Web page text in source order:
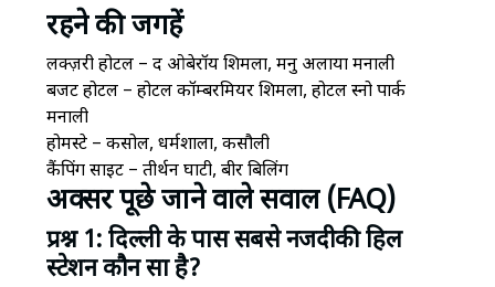
रहने की जगहें
लक्ज़री होटल – द ओबेरॉय शिमला, मनु अलाया मनाली
बजट होटल – होटल कॉम्बरमियर शिमला, होटल स्नो पार्क
मनाली
होमस्टे – कसोल, धर्मशाला, कसौली
कैंपिंग साइट – तीर्थन घाटी, बीर बिलिंग
अक्सर पूछे जाने वाले सवाल (FAQ)
प्रश्न 1: दिल्ली के पास सबसे नजदीकी हिल
स्टेशन कौन सा है?